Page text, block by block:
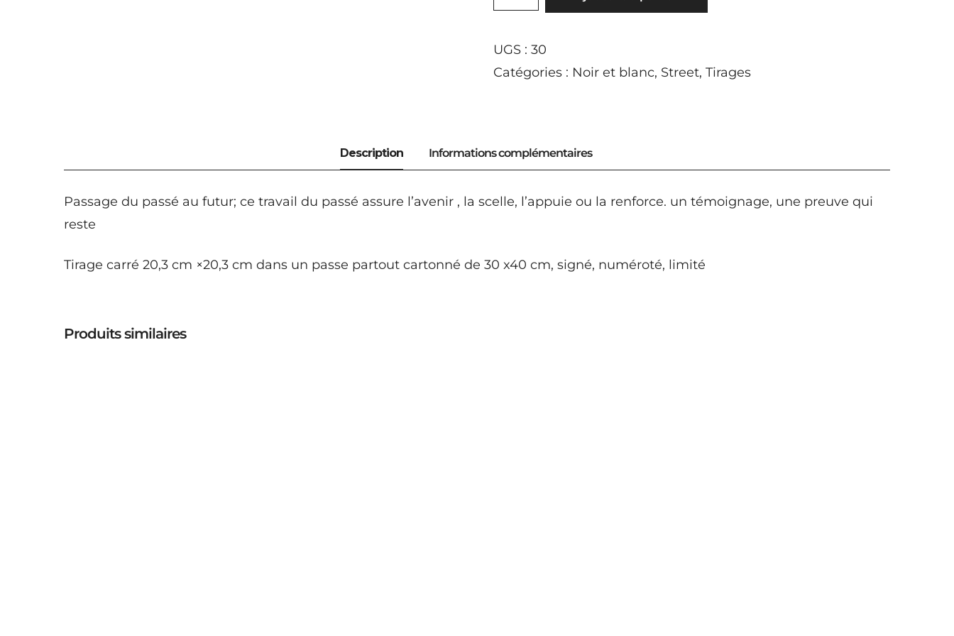
UGS :30
Catégories : Noir et blanc, Street,Tirages
Passage du passé au futur; ce travail du passé assure l’avenir , la scelle, l’appuie ou la renforce. un témoignage, une preuve qui
reste
Tirage carré 20,3 cm ×20,3 cm dans un passe partout cartonné de 30 x40 cm, signé, numéroté, limité
Produits similaires